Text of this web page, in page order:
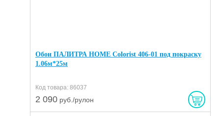
Обои ПАЛИТРА HOME Colorist 406-01 под покраску
1.06м*25м
Код товара: 86037
2 090 руб./рулон